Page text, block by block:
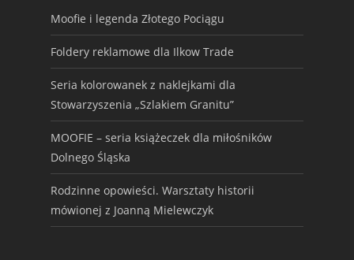
Moofie i legenda Złotego Pociągu
Foldery reklamowe dla Ilkow Trade
Seria kolorowanek z naklejkami dla
Stowarzyszenia „Szlakiem Granitu”
MOOFIE – seria książeczek dla miłośników
Dolnego Śląska
Rodzinne opowieści. Warsztaty historii
mówionej z Joanną Mielewczyk